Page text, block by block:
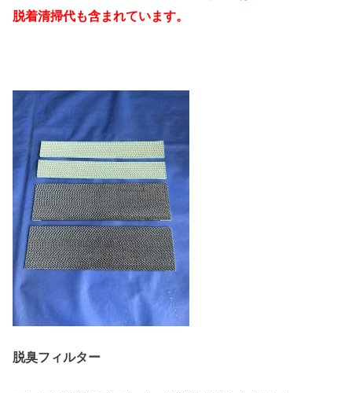
脱着清掃代も含まれています。
脱臭フィルター